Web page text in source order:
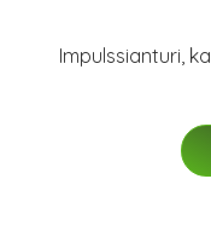
Impulssianturi,